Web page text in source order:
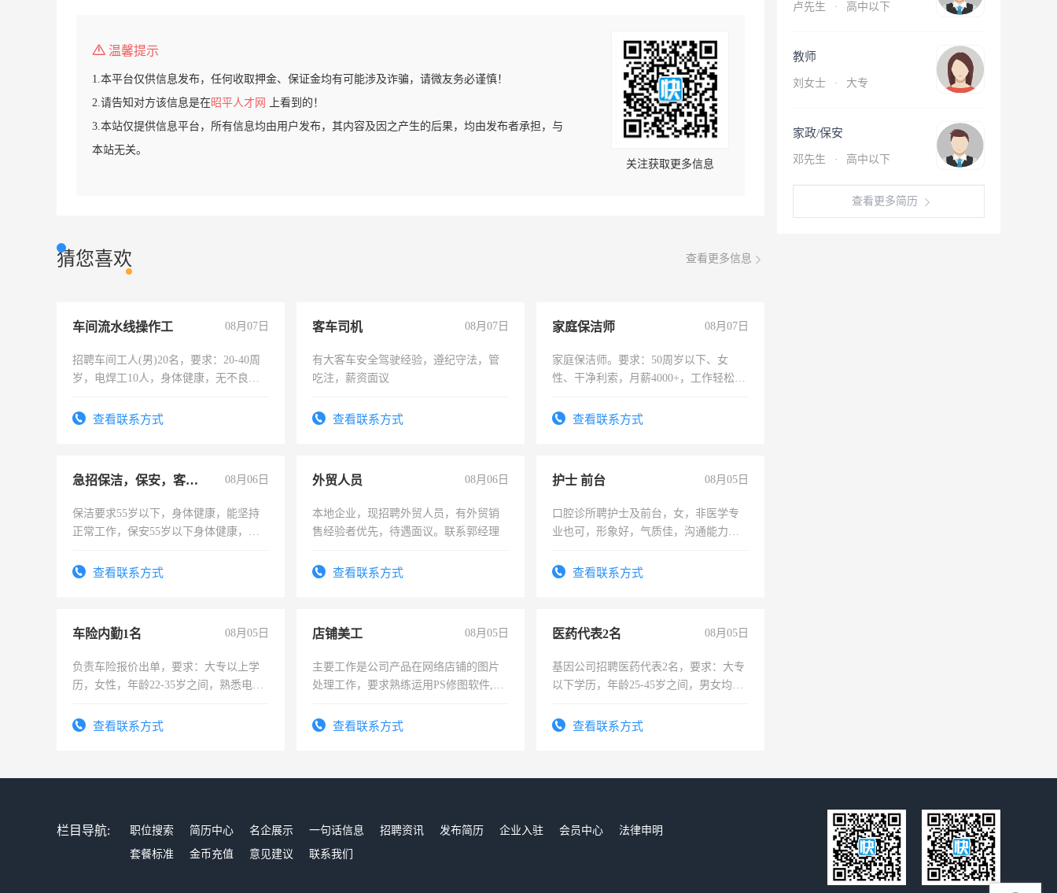
温馨提示
1.本平台仅供信息发布，任何收取押金、保证金均有可能涉及诈骗，请微友务必谨慎！
2.请告知对方该信息是在昭平人才网
上看到的！
3.本站仅提供信息平台，所有信息均由用户发布，其内容及因之产生的后果，均由发布者承担，与
本站无关。
关注获取更多信息
猜您喜欢 查看更多信息
车间流水线操作工 08月07日
招聘车间工人(男)20名，要求：20-40周
岁，电焊工10人，身体健康，无不良嗜
宿，免费发放劳保用品，两班倒，每月
查看联系方式
客车司机 08月07日
有大客车安全驾驶经验，遵纪守法，管
吃注，薪资面议
查看联系方式
家庭保洁师 08月07日
家庭保洁师。要求：50周岁以下、女
性、干净利索，月薪4000+，工作轻松，
太太等。查看联系方式
急招保洁，保安，客服，工程 08月06日
保洁要求55岁以下，身体健康，能坚持
正常工作，保安55岁以下身体健康，有
录，客服要求45岁以下高中以上文化，
查看联系方式
外贸人员 08月06日
本地企业，现招聘外贸人员，有外贸销
售经验者优先，待遇面议。联系郭经理
查看联系方式
护士 前台 08月05日
口腔诊所聘护士及前台，女，非医学专
业也可，形象好，气质佳，沟通能力
查看联系方式
车险内勤1名 08月05日
负责车险报价出单，要求：大专以上学
历，女性，年龄22-35岁之间，熟悉电脑
试用期1-3个月，转正后交纳五险，
查看联系方式
店铺美工 08月05日
主要工作是公司产品在网络店铺的图片
处理工作，要求熟练运用PS修图软件,工
查看联系方式
医药代表2名 08月05日
基因公司招聘医药代表2名，要求：大专
以下学历，年龄25-45岁之间，男女均
表或者有医学资质的优先，底薪+绩效，
查看联系方式
卢先生 · 高中以下
教师
刘女士 · 大专
家政/保安
邓先生 · 高中以下
查看更多简历
栏目导航: 职位搜索 简历中心 名企展示 一句话信息 招聘资讯 发布简历 企业入驻 会员中心
法律申明
套餐标准
金币充值 意见建议 联系我们